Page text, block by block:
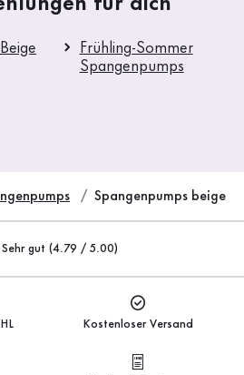
für dich
Frühling-Sommer
Spangenpumps
Spangenpumps beige
Sehr gut (4.79 / 5.00)
Kostenloser Versand